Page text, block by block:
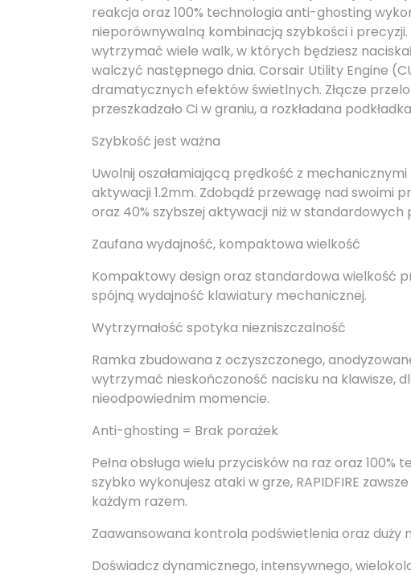
reakcja oraz 100% technologia anti-ghosting
nieporównywalną kombinacją szybkości i
wytrzymać wiele walk, w których będziesz
walczyć następnego dnia. Corsair Utility Engine
dramatycznych efektów świetlnych. Złącze
przeszkadzało Ci w graniu, a rozkładana
Szybkość jest ważna
Uwolnij oszałamiającą prędkość z
aktywacji 1.2mm. Zdobądź przewagę nad swoimi
oraz 40% szybszej aktywacji niż w standardowych
Zaufana wydajność, kompaktowa wielkość
Kompaktowy design oraz standardowa wielkość
spójną wydajność klawiatury mechanicznej.
Wytrzymałość spotyka niezniszczalność
Ramka zbudowana z oczyszczonego,
wytrzymać nieskończoność nacisku na klawisze,
nieodpowiednim momencie.
Anti-ghosting = Brak porażek
Pełna obsługa wielu przycisków na raz oraz
szybko wykonujesz ataki w grze, RAPIDFIRE
każdym razem.
Zaawansowana kontrola podświetlenia oraz duży
Doświadcz dynamicznego, intensywnego,